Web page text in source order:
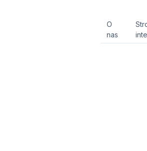
O
nas